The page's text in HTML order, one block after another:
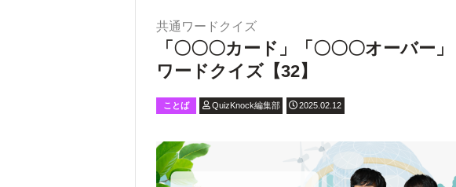
共通ワードクイズ
「〇〇〇カード」「〇〇〇オーバー
ワードクイズ【32】
ことば QuizKnock編集部 2025.02.12